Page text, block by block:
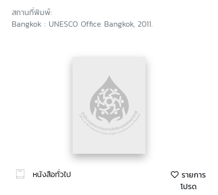
สถานที่พิมพ์:
Bangkok : UNESCO Office Bangkok, 2011.
หนังสือทั่วไป
รายการ
โปรด